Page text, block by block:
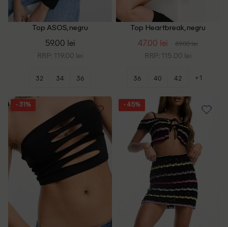
Top ASOS, negru
59.00 lei
RRP: 119.00 lei
32 34 36
Top Heartbreak, negru
47.00 lei 69.00 lei
RRP: 115.00 lei
36 40 42 +1
- 31% - 45%